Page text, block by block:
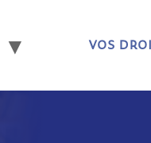
VOS